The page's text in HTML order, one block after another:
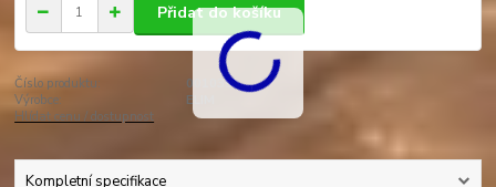
Přidat do košíku
Číslo produktu:
001035L
Výrobce:
ELIM
Hlídat cenu / dostupnost
Kompletní specifikace